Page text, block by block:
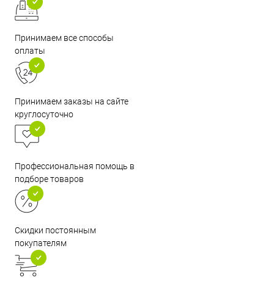
Принимаем все способы
оплаты
Принимаем заказы на сайте
круглосуточно
Профессиональная помощь в
подборе товаров
Скидки постоянным
покупателям